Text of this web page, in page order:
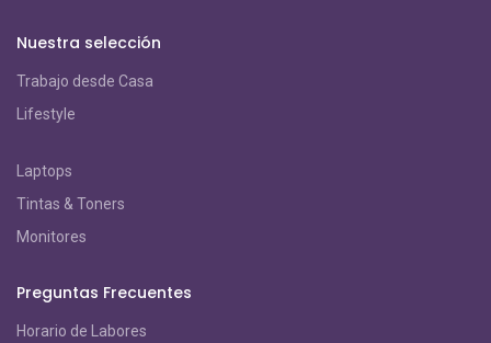
Nuestra selección
Trabajo desde Casa
Lifestyle
Laptops
Tintas & Toners
Monitores
Preguntas Frecuentes
Horario de Labores